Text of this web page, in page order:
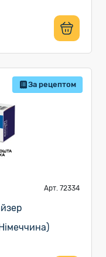
За рецептом
Арт. 72334